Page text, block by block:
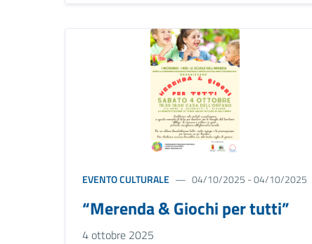
EVENTO CULTURALE 04/10/2025 - 04/10/2025
“Merenda & Giochi per tutti”
4 ottobre 2025